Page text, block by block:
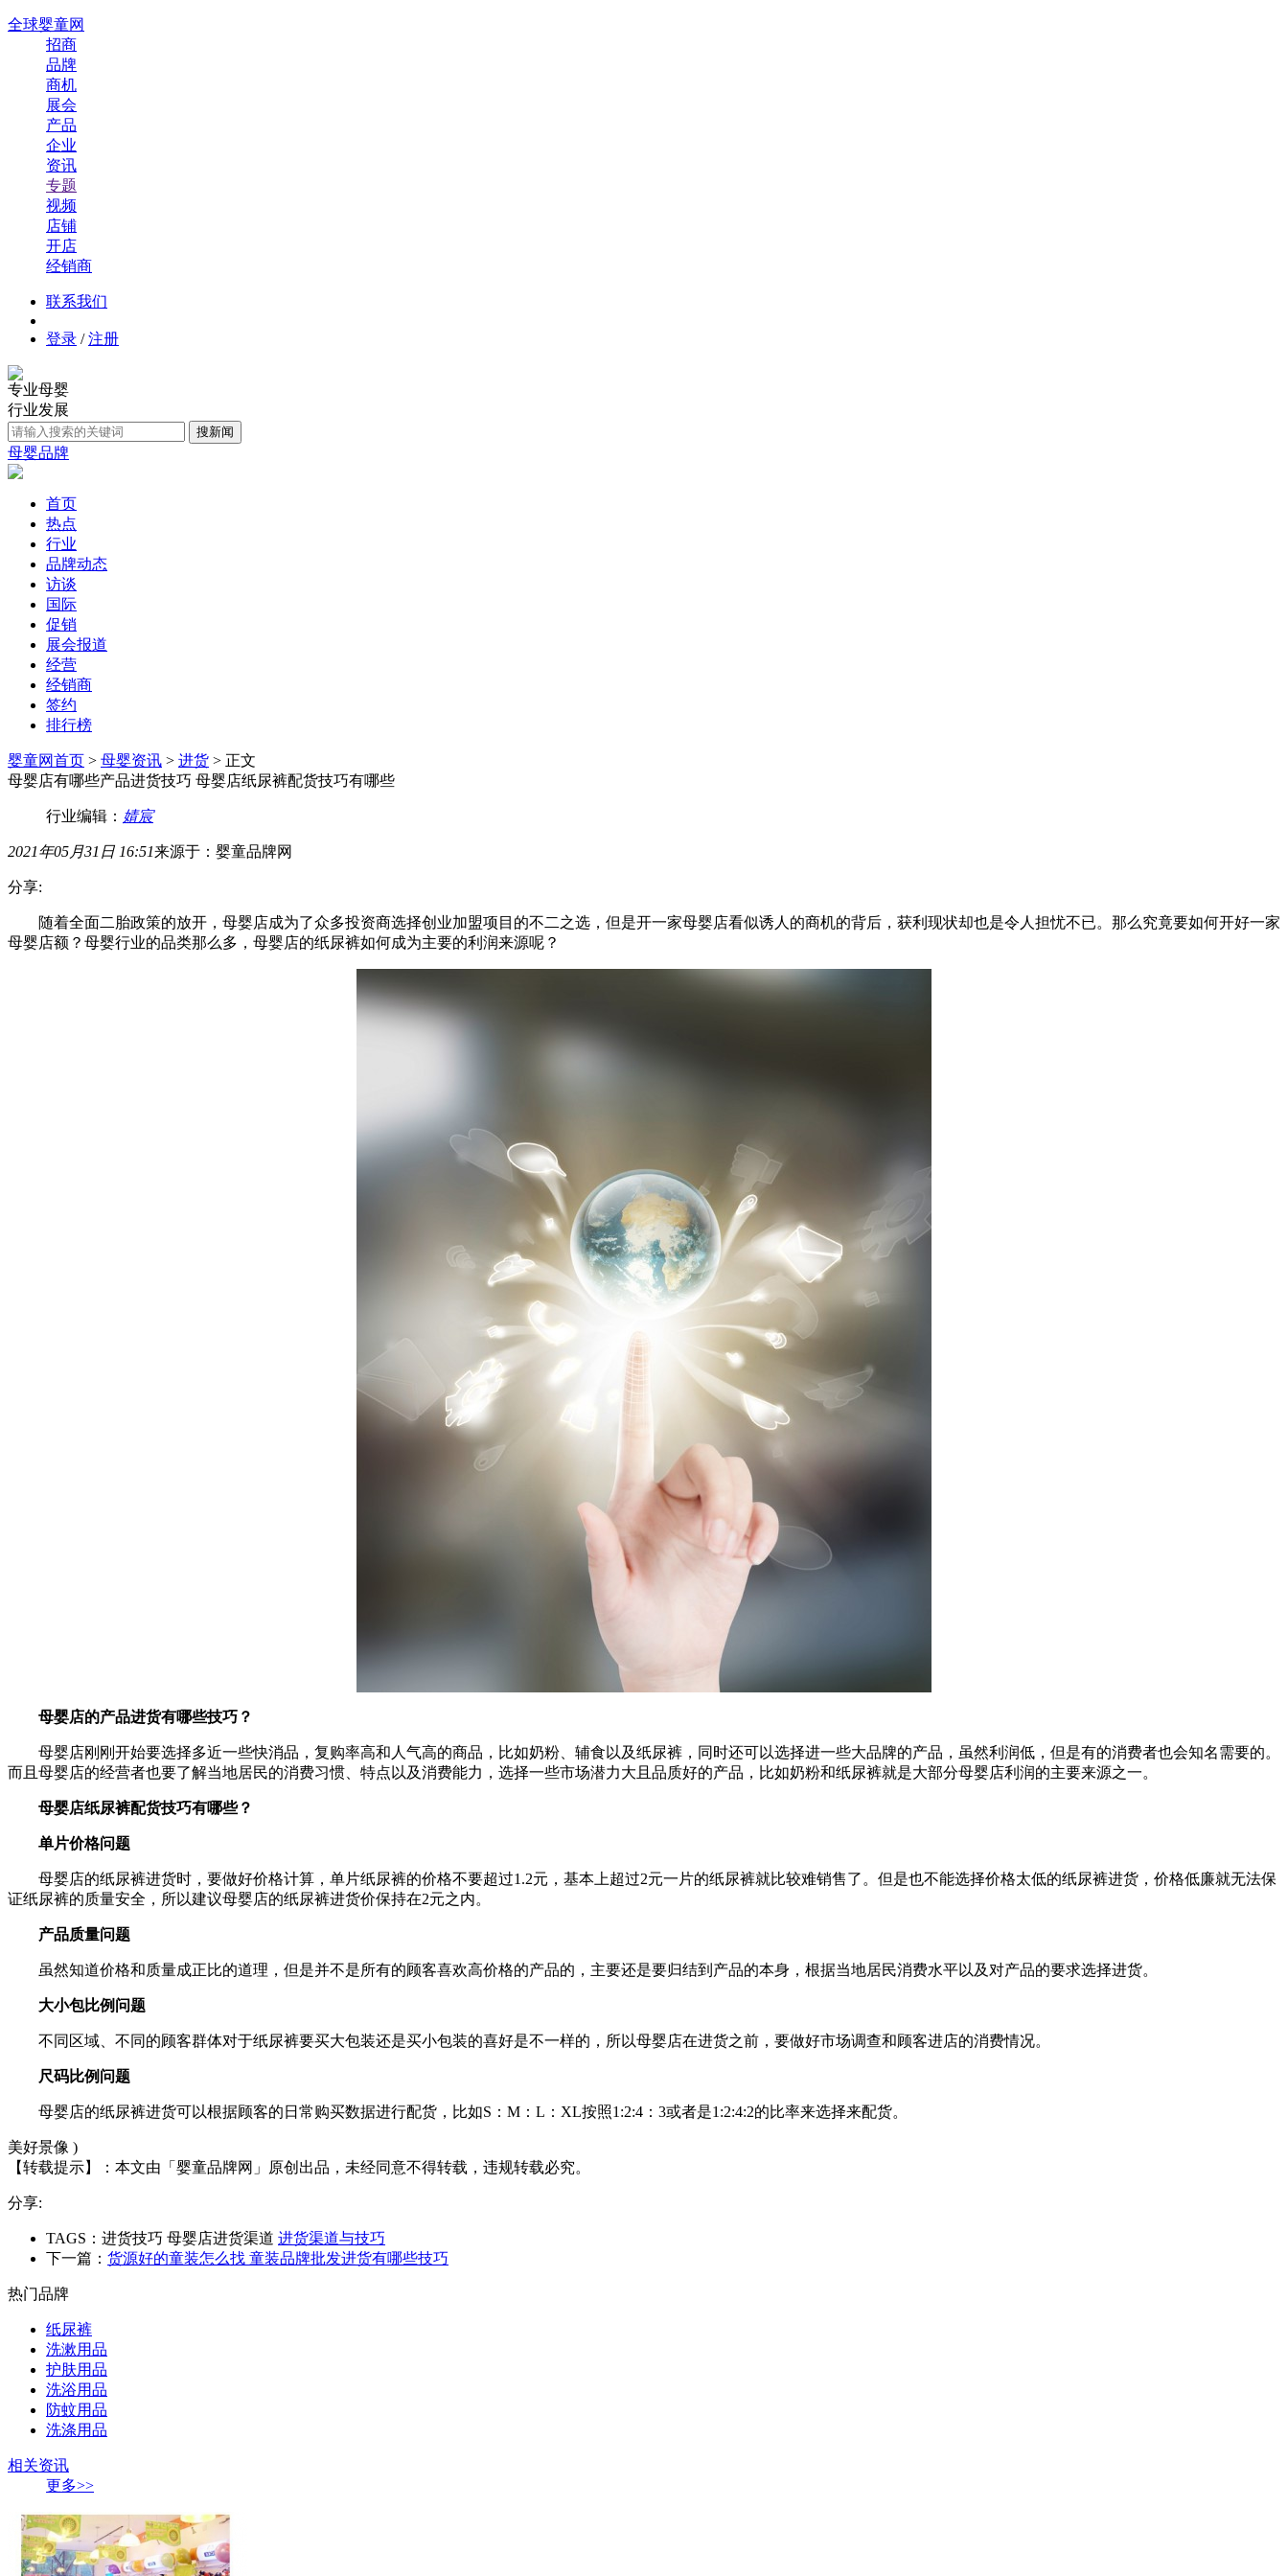
全球婴童网
招商
品牌
商机
展会
产品
企业
资讯
专题
视频
店铺
开店
经销商
联系我们
登录 /注册
专业母婴
行业发展
母婴品牌
首页
热点
行业
品牌动态
访谈
国际
促销
展会报道
经营
经销商
签约
排行榜
婴童网首页 > 母婴资讯 > 进货 > 正文
母婴店有哪些产品进货技巧 母婴店纸尿裤配货技巧有哪些
行业编辑： 婧宸
2021年05月31日 16:51来源于：婴童品牌网
分享:
随着全面二胎政策的放开，母婴店成为了众多投资商选择创业加盟项目的不二之选，但是开一家母婴店看似诱人的商机的背后，获利现状却也是令人担忧不已。那么究竟要如何开好一家
母婴店额？母婴行业的品类那么多，母婴店的纸尿裤如何成为主要的利润来源呢？
母婴店的产品进货有哪些技巧？
母婴店刚刚开始要选择多近一些快消品，复购率高和人气高的商品，比如奶粉、辅食以及纸尿裤，同时还可以选择进一些大品牌的产品，虽然利润低，但是有的消费者也会知名需要的。
而且母婴店的经营者也要了解当地居民的消费习惯、特点以及消费能力，选择一些市场潜力大且品质好的产品，比如奶粉和纸尿裤就是大部分母婴店利润的主要来源之一。
母婴店纸尿裤配货技巧有哪些？
单片价格问题
母婴店的纸尿裤进货时，要做好价格计算，单片纸尿裤的价格不要超过1.2元，基本上超过2元一片的纸尿裤就比较难销售了。但是也不能选择价格太低的纸尿裤进货，价格低廉就无法保
证纸尿裤的质量安全，所以建议母婴店的纸尿裤进货价保持在2元之内。
产品质量问题
虽然知道价格和质量成正比的道理，但是并不是所有的顾客喜欢高价格的产品的，主要还是要归结到产品的本身，根据当地居民消费水平以及对产品的要求选择进货。
大小包比例问题
不同区域、不同的顾客群体对于纸尿裤要买大包装还是买小包装的喜好是不一样的，所以母婴店在进货之前，要做好市场调查和顾客进店的消费情况。
尺码比例问题
母婴店的纸尿裤进货可以根据顾客的日常购买数据进行配货，比如S：M：L：XL按照1:2:4：3或者是1:2:4:2的比率来选择来配货。
美好景像 )
【转载提示】： 本文由「婴童品牌网」原创出品，未经同意不得转载，违规转载必究。
分享:
TAGS：进货技巧 母婴店进货渠道 进货渠道与技巧
下一篇： 货源好的童装怎么找 童装品牌批发进货有哪些技巧
热门品牌
纸尿裤
洗漱用品
护肤用品
洗浴用品
防蚊用品
洗涤用品
相关资讯
更多>>